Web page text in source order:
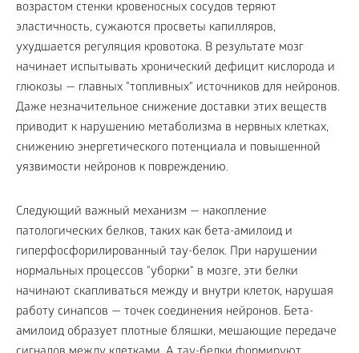
возрастом стенки кровеносных сосудов теряют
эластичность, сужаются просветы капилляров,
ухудшается регуляция кровотока. В результате мозг
начинает испытывать хронический дефицит кислорода и
глюкозы — главных "топливных" источников для нейронов.
Даже незначительное снижение доставки этих веществ
приводит к нарушению метаболизма в нервных клетках,
снижению энергетического потенциала и повышенной
уязвимости нейронов к повреждению.
Следующий важный механизм — накопление
патологических белков, таких как бета-амилоид и
гиперфосфорилированный тау-белок. При нарушении
нормальных процессов "уборки" в мозге, эти белки
начинают скапливаться между и внутри клеток, нарушая
работу синапсов — точек соединения нейронов. Бета-
амилоид образует плотные бляшки, мешающие передаче